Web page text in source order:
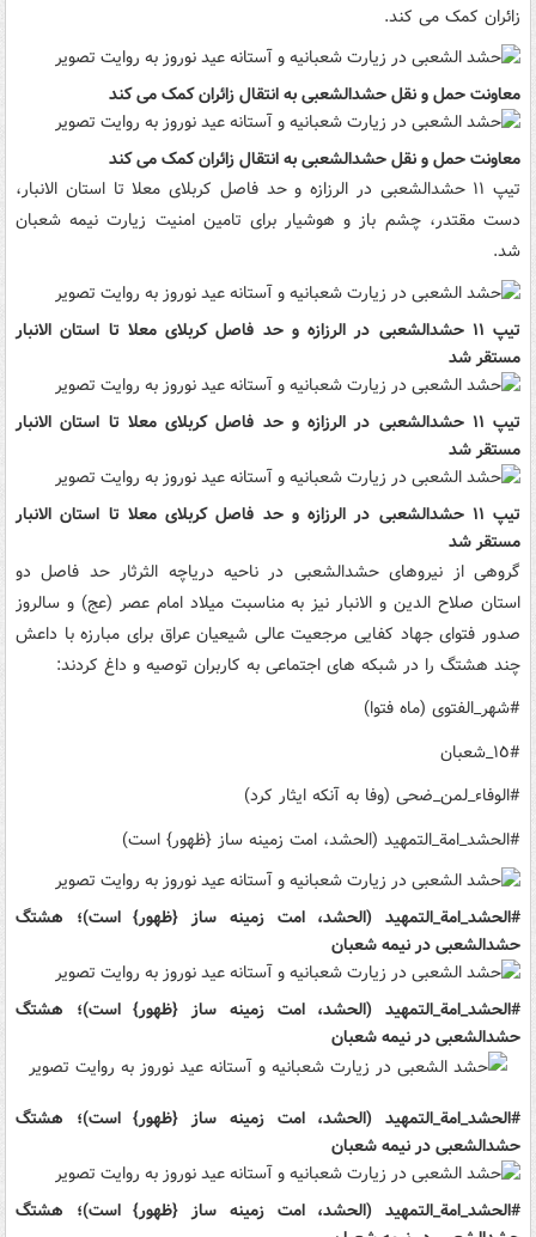
زائران کمک می کند.
معاونت حمل و نقل حشدالشعبی به انتقال زائران کمک می کند
معاونت حمل و نقل حشدالشعبی به انتقال زائران کمک می کند
تیپ ۱۱ حشدالشعبی در الرزازه و حد فاصل کربلای معلا تا استان الانبار،
دست مقتدر، چشم باز و هوشیار برای تامین امنیت زیارت نیمه شعبان
شد.
تیپ ۱۱ حشدالشعبی در الرزازه و حد فاصل کربلای معلا تا استان الانبار
مستقر شد
تیپ ۱۱ حشدالشعبی در الرزازه و حد فاصل کربلای معلا تا استان الانبار
مستقر شد
تیپ ۱۱ حشدالشعبی در الرزازه و حد فاصل کربلای معلا تا استان الانبار
مستقر شد
گروهی از نیروهای حشدالشعبی در ناحیه دریاچه الثرثار حد فاصل دو
استان صلاح الدین و الانبار نیز به مناسبت میلاد امام عصر (عج) و سالروز
صدور فتوای جهاد کفایی مرجعیت عالی شیعیان عراق برای مبارزه با داعش
چند هشتگ را در شبکه های اجتماعی به کاربران توصیه و داغ کردند:
#شهر_الفتوی (ماه فتوا)
#١٥_شعبان
#الوفاء_لمن_ضحی (وفا به آنکه ایثار کرد)
#الحشد_امة_التمهید (الحشد، امت زمینه ساز {ظهور} است)
#الحشد_امة_التمهید (الحشد، امت زمینه ساز {ظهور} است)؛ هشتگ
حشدالشعبی در نیمه شعبان
#الحشد_امة_التمهید (الحشد، امت زمینه ساز {ظهور} است)؛ هشتگ
حشدالشعبی در نیمه شعبان
#الحشد_امة_التمهید (الحشد، امت زمینه ساز {ظهور} است)؛ هشتگ
حشدالشعبی در نیمه شعبان
#الحشد_امة_التمهید (الحشد، امت زمینه ساز {ظهور} است)؛ هشتگ